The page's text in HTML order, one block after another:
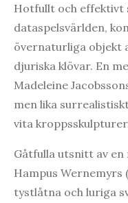
Hotfullt och effektivt
dataspelsvärlden,
övernaturliga objekt
djuriska klövar. En
Madeleine
men lika
vita
Gåtfulla utsnitt av
Hampus
tystlåtna och luriga